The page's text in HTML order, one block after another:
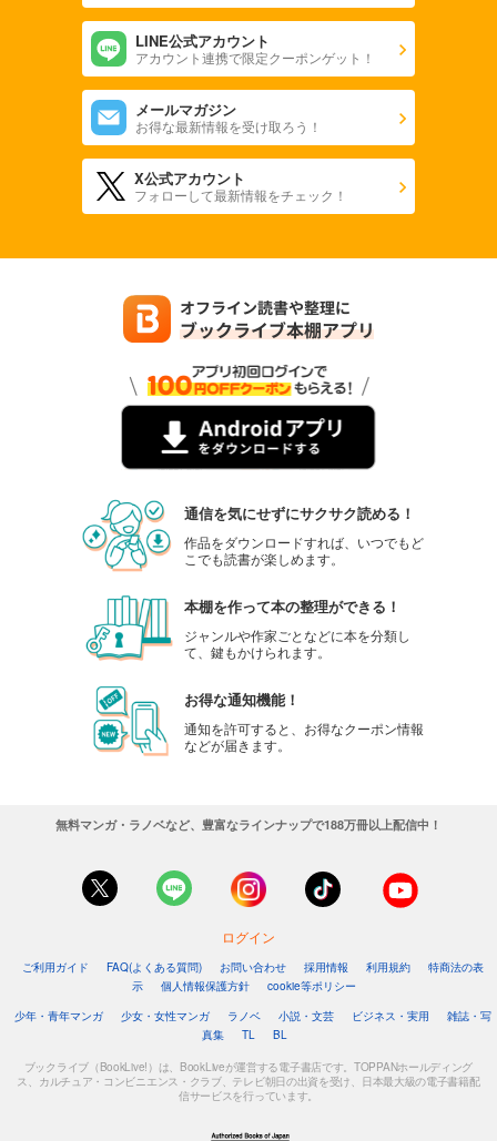
LINE公式アカウント
アカウント連携で限定クーポンゲット！
メールマガジン
お得な最新情報を受け取ろう！
X公式アカウント
フォローして最新情報をチェック！
通信を気にせずにサクサク読める！
作品をダウンロードすれば、いつでもど
こでも読書が楽しめます。
本棚を作って本の整理ができる！
ジャンルや作家ごとなどに本を分類し
て、鍵もかけられます。
お得な通知機能！
通知を許可すると、お得なクーポン情報
などが届きます。
無料マンガ・ラノベなど、豊富なラインナップで188万冊以上配信中！
ログイン
ご利用ガイド FAQ(よくある質問) お問い合わせ 採用情報 利用規約
特商法の表
示
個人情報保護方針
cookie等ポリシー
少年・青年マンガ
少女・女性マンガ ラノベ 小説・文芸 ビジネス・実用
雑誌・写
真集
TL BL
ブックライブ（BookLive!）は、BookLiveが運営する電子書店です。TOPPANホールディング
ス、カルチュア・コンビニエンス・クラブ、テレビ朝日の出資を受け、日本最大級の電子書籍配
信サービスを行っています。